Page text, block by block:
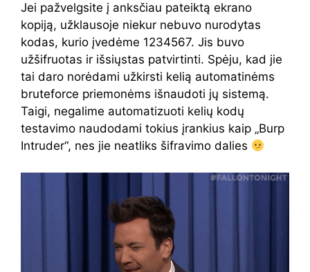
Jei pažvelgsite į anksčiau pateiktą ekrano
kopiją, užklausoje niekur nebuvo nurodytas
kodas, kurio įvedėme 1234567. Jis buvo
užšifruotas ir išsiųstas patvirtinti. Spėju, kad jie
tai daro norėdami užkirsti kelią automatinėms
bruteforce priemonėms išnaudoti jų sistemą.
Taigi, negalime automatizuoti kelių kodų
testavimo naudodami tokius įrankius kaip „Burp
Intruder“, nes jie neatliks šifravimo dalies